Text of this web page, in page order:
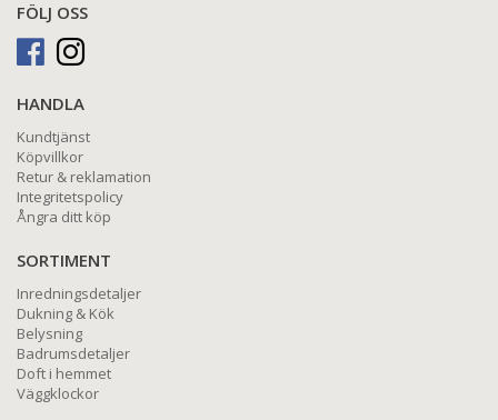
FÖLJ OSS
HANDLA
Kundtjänst
Köpvillkor
Retur & reklamation
Integritetspolicy
Ångra ditt köp
SORTIMENT
Inredningsdetaljer
Dukning & Kök
Belysning
Badrumsdetaljer
Doft i hemmet
Väggklockor